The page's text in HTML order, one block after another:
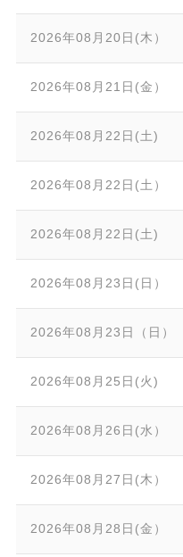
2026年08月20日(木）
2026年08月21日(金）
2026年08月22日(土)
2026年08月22日(土）
2026年08月22日(土)
2026年08月23日(日）
2026年08月23日（日）
2026年08月25日(火)
2026年08月26日(水）
2026年08月27日(木）
2026年08月28日(金）